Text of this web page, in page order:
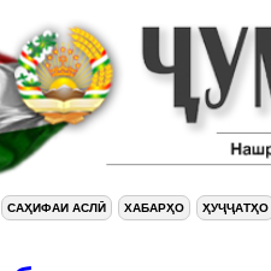
САҲИФАИ АСЛӢ ХАБАРҲО ҲУҶҶАТҲО